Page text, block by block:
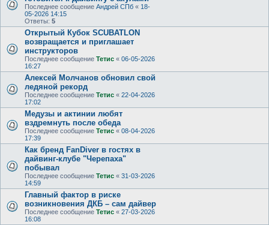
Последнее сообщение Андрей СПб « 18-
05-2026 14:15
Ответы: 5
Открытый Кубок SCUBATLON
возвращается и приглашает
инструкторов
Последнее сообщение Тетис « 06-05-2026
16:27
Алексей Молчанов обновил свой
ледяной рекорд
Последнее сообщение Тетис « 22-04-2026
17:02
Медузы и актинии любят
вздремнуть после обеда
Последнее сообщение Тетис « 08-04-2026
17:39
Как бренд FanDiver в гостях в
дайвинг-клубе "Черепаха"
побывал
Последнее сообщение Тетис « 31-03-2026
14:59
Главный фактор в риске
возникновения ДКБ – сам дайвер
Последнее сообщение Тетис « 27-03-2026
16:08